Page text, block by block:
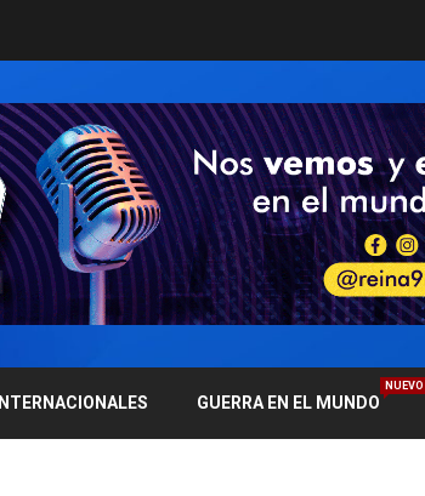
INTERNACIONALES GUERRA EN EL MUNDO
NUEVO